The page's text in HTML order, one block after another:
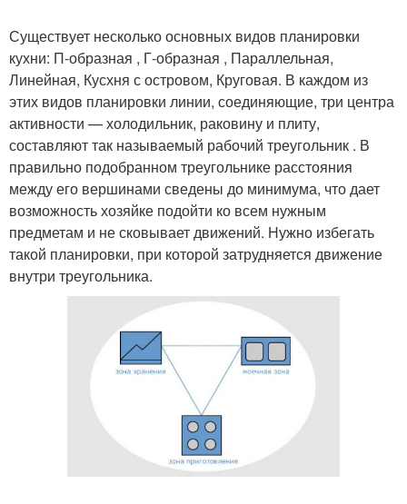
Существует несколько основных видов планировки
кухни: П-образная , Г-образная , Параллельная,
Линейная, Кусхня с островом, Круговая. В каждом из
этих видов планировки линии, соединяющие, три центра
активности — холодильник, раковину и плиту,
составляют так называемый рабочий треугольник . В
правильно подобранном треугольнике расстояния
между его вершинами сведены до минимума, что дает
возможность хозяйке подойти ко всем нужным
предметам и не сковывает движений. Нужно избегать
такой планировки, при которой затрудняется движение
внутри треугольника.